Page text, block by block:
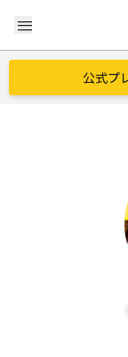
menu
公式プ